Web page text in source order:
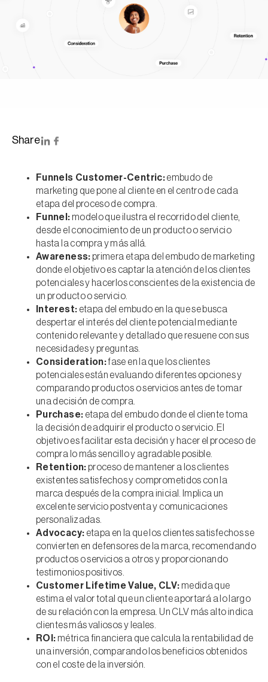
Share
Funnels Customer-Centric:embudo de
marketing que pone al cliente en el centro de cada
etapa del proceso de compra.
Funnel: modelo que ilustra el recorrido del cliente,
desde el conocimiento de un producto o servicio
hasta la compra y más allá.
Awareness: primera etapa del embudo de marketing
donde el objetivo es captar la atención de los clientes
potenciales y hacerlos conscientes de la existencia de
un producto o servicio.
Interest: etapa del embudo en la que se busca
despertar el interés del cliente potencial mediante
contenido relevante y detallado que resuene con sus
necesidades y preguntas.
Consideration:fase en la que los clientes
potenciales están evaluando diferentes opciones y
comparando productos o servicios antes de tomar
una decisión de compra.
Purchase: etapa del embudo donde el cliente toma
la decisión de adquirir el producto o servicio. El
objetivo es facilitar esta decisión y hacer el proceso de
compra lo más sencillo y agradable posible.
Retention: proceso de mantener a los clientes
existentes satisfechos y comprometidos con la
marca después de la compra inicial. Implica un
excelente servicio postventa y comunicaciones
personalizadas.
Advocacy: etapa en la que los clientes satisfechos se
convierten en defensores de la marca, recomendando
productos o servicios a otros y proporcionando
testimonios positivos.
Customer Lifetime Value, CLV: medida que
estima el valor total que un cliente aportará a lo largo
de su relación con la empresa. Un CLV más alto indica
clientes más valiosos y leales.
ROI: métrica financiera que calcula la rentabilidad de
una inversión, comparando los beneficios obtenidos
con el coste de la inversión.